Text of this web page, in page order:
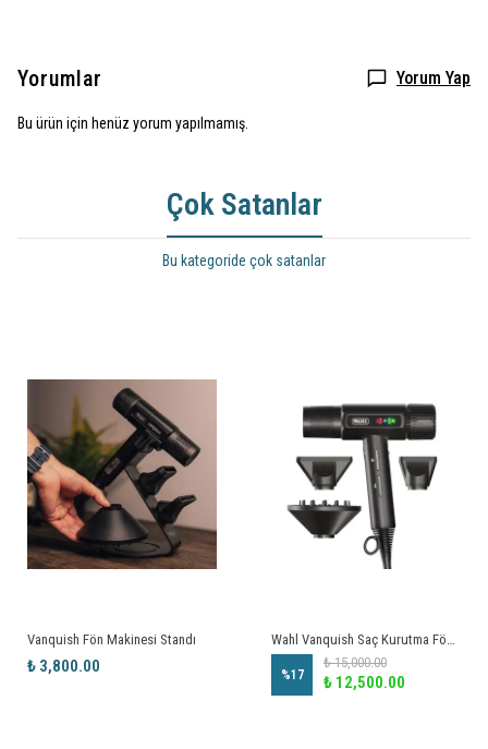
Yorumlar Yorum Yap
Bu ürün için henüz yorum yapılmamış.
Çok Satanlar
Bu kategoride çok satanlar
Vanquish Fön Makinesi Standı
₺ 3,800.00
Wahl Vanquish Saç Kurutma Fön Makinesi
%17
₺ 15,000.00
₺ 12,500.00